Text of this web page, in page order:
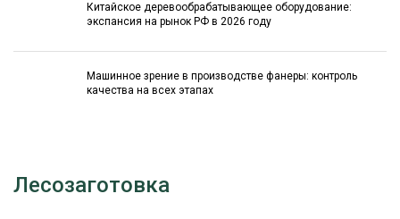
Китайское деревообрабатывающее оборудование:
экспансия на рынок РФ в 2026 году
Машинное зрение в производстве фанеры: контроль
качества на всех этапах
Лесозаготовка